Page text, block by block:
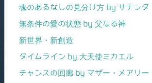
魂のあるなしの見分け方 by サナンダ
無条件の愛の状態 by 父なる神
新世界・新創造
タイムライン by 大天使ミカエル
チャンスの回廊 by マザー・メアリー